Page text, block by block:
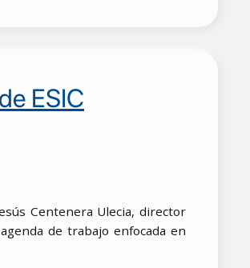
ESIC
Centenera Ulecia, director
de trabajo enfocada en